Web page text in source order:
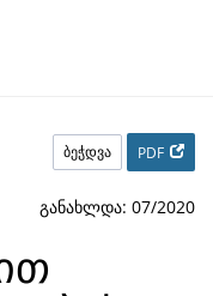
ბეჭდვა PDF
განახლდა: 07/2020